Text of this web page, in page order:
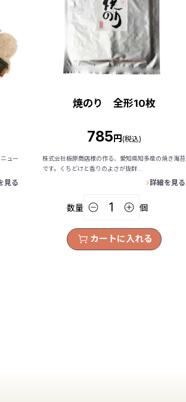
ュー
見る
焼のり 全形10枚
785円(税込)
株式会社板原商店様の作る、愛知県知多産の焼き海苔
です。くちどけと香りのよさが抜群...
詳細を見る
数量 個
カートに入れる